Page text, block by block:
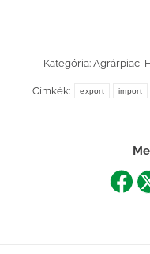
Kategória: Agrárpiac
Címkék: export import